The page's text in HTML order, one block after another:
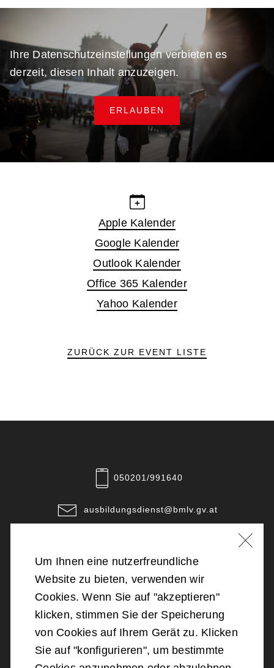
Ihre Datenschutzeinstellungen verbieten es
derzeit, diesen Inhalt anzuzeigen.
ERLAUBEN
Apple Kalender
Google Kalender
Outlook Kalender
Office 365 Kalender
Yahoo Kalender
ZURÜCK ZUR EVENT LISTE
050201/991640
ausbildungsdienst@bmlv.gv.at
2026 Bundesministerium für Landesverteidigung
Um Ihnen eine nutzerfreundliche
Website zu bieten, verwenden wir
Cookies. Wenn Sie auf "akzeptieren"
klicken, stimmen Sie der Speicherung
von Cookies auf Ihrem Gerät zu. Klicken
Sie auf "konfigurieren", um bestimmte